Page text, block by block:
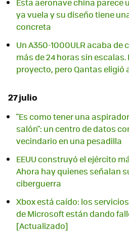
ya vuela y su diseño tiene
concreta
Un A350-1000ULR acaba de
más de 24 horas sin escalas.
proyecto, pero Qantas eligió
27 julio
"Es como tener una
salón": un centro de datos
vecindario en una pesadilla
EEUU construyó el ejército
Ahora hay quienes señalan
ciberguerra
Xbox está caído: los
de Microsoft están dando
[Actualizado]